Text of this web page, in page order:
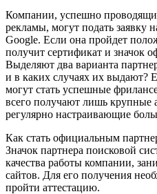
Компании, успешно
рекламы, могут подать заявку
Google. Если она пройдет
получит сертификат и значок
Выделяют два варианта
и в каких случаях их выдают?
могут стать успешные
всего получают лишь крупные
регулярно настраивающие
Как стать официальным
Значок партнера поисковой
качества работы компании,
сайтов. Для его получения
пройти аттестацию.